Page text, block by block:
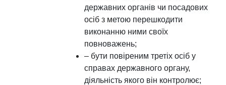
державних органів чи посадових
осіб з метою перешкодити
виконанню ними своїх
повноважень;
– бути повіреним третіх осіб у
справах державного органу,
діяльність якого він контролює;